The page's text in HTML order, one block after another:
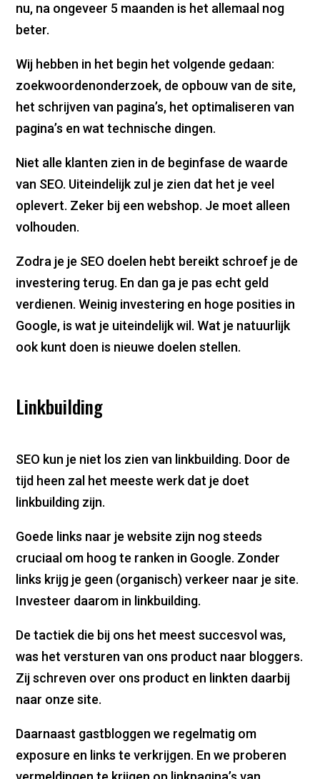
nu, na ongeveer 5 maanden is het allemaal nog
beter.
Wij hebben in het begin het volgende gedaan:
zoekwoordenonderzoek, de opbouw van de site,
het schrijven van pagina’s, het optimaliseren van
pagina’s en wat technische dingen.
Niet alle klanten zien in de beginfase de waarde
van SEO. Uiteindelijk zul je zien dat het je veel
oplevert. Zeker bij een webshop. Je moet alleen
volhouden.
Zodra je je SEO doelen hebt bereikt schroef je de
investering terug. En dan ga je pas echt geld
verdienen. Weinig investering en hoge posities in
Google, is wat je uiteindelijk wil. Wat je natuurlijk
ook kunt doen is nieuwe doelen stellen.
Linkbuilding
SEO kun je niet los zien van linkbuilding. Door de
tijd heen zal het meeste werk dat je doet
linkbuilding zijn.
Goede links naar je website zijn nog steeds
cruciaal om hoog te ranken in Google. Zonder
links krijg je geen (organisch) verkeer naar je site.
Investeer daarom in linkbuilding.
De tactiek die bij ons het meest succesvol was,
was het versturen van ons product naar bloggers.
Zij schreven over ons product en linkten daarbij
naar onze site.
Daarnaast gastbloggen we regelmatig om
exposure en links te verkrijgen. En we proberen